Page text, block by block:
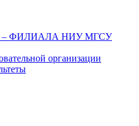
– ФИЛИАЛА НИУ МГСУ
организации